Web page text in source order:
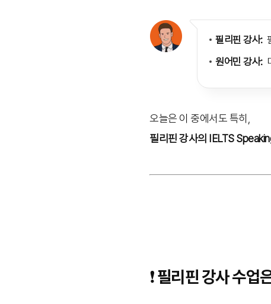
필리핀 강사:
원어민 강사:
오늘은 이 중에서도 특히,
필리핀 강사의 IELTS
❗ 필리핀 강사 수